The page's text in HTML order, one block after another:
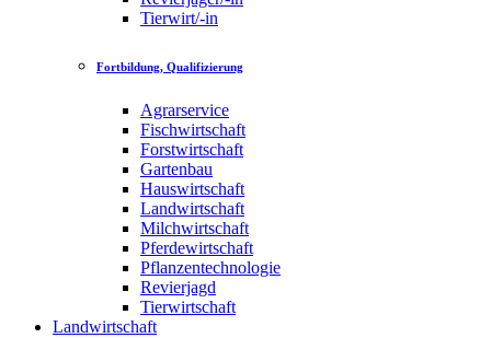
Tierwirt/-in
Fortbildung, Qualifizierung
Agrarservice
Fischwirtschaft
Forstwirtschaft
Gartenbau
Hauswirtschaft
Landwirtschaft
Milchwirtschaft
Pferdewirtschaft
Pflanzentechnologie
Revierjagd
Tierwirtschaft
Landwirtschaft